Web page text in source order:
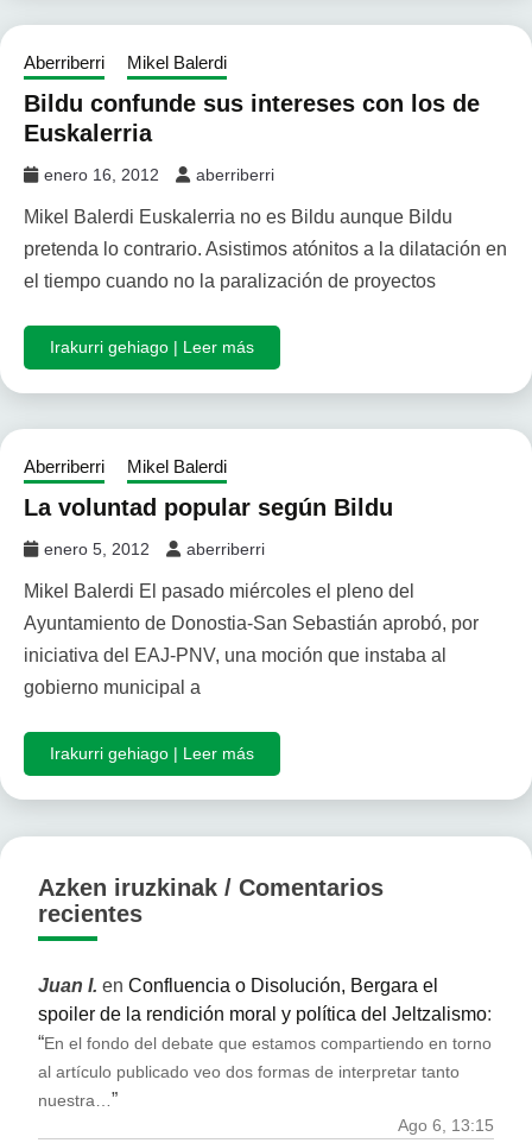
Aberriberri Mikel Balerdi
Bildu confunde sus intereses con los de
Euskalerria
enero 16, 2012 aberriberri
Mikel Balerdi Euskalerria no es Bildu aunque Bildu
pretenda lo contrario. Asistimos atónitos a la dilatación en
el tiempo cuando no la paralización de proyectos
Irakurri gehiago | Leer más
Aberriberri Mikel Balerdi
La voluntad popular según Bildu
enero 5, 2012 aberriberri
Mikel Balerdi El pasado miércoles el pleno del
Ayuntamiento de Donostia-San Sebastián aprobó, por
iniciativa del EAJ-PNV, una moción que instaba al
gobierno municipal a
Irakurri gehiago | Leer más
Azken iruzkinak / Comentarios
recientes
Juan I. en Confluencia o Disolución, Bergara el
spoiler de la rendición moral y política del Jeltzalismo:
“En el fondo del debate que estamos compartiendo en torno
al artículo publicado veo dos formas de interpretar tanto
nuestra…”
Ago 6, 13:15